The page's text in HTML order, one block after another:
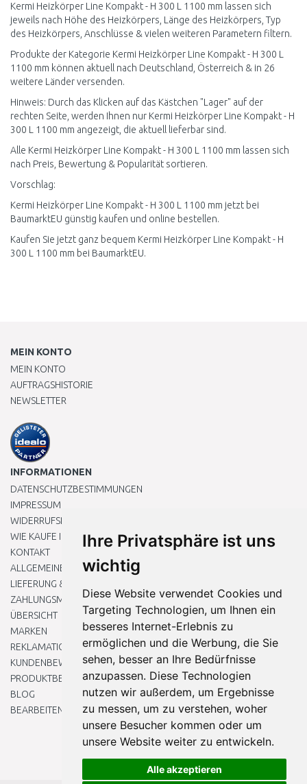
Ihre Privatsphäre ist uns
wichtig
Diese Website verwendet Cookies und
Targeting Technologien, um Ihnen ein
besseres Internet-Erlebnis zu
ermöglichen und die Werbung, die Sie
sehen, besser an Ihre Bedürfnisse
anzupassen. Diese Technologien
nutzen wir außerdem, um Ergebnisse
zu messen, um zu verstehen, woher
unsere Besucher kommen oder um
unsere Website weiter zu entwickeln.
Alle akzeptieren
Kermi Heizkörper Line Kompakt - H 300 L 1100 mm lassen sich
jeweils nach Höhe des Heizkörpers, Länge des Heizkörpers, Typ
des Heizkörpers, Anschlüsse & vielen weiteren Parametern filtern.
Produkte der Kategorie Kermi Heizkörper Line Kompakt - H 300 L
1100 mm können aktuell nach Deutschland, Österreich & in 26
weitere Länder versenden.
Hinweis: Durch das Klicken auf das Kästchen "Lager" auf der
rechten Seite, werden Ihnen nur Kermi Heizkörper Line Kompakt - H
300 L 1100 mm angezeigt, die aktuell lieferbar sind.
Alle Kermi Heizkörper Line Kompakt - H 300 L 1100 mm lassen sich
nach Preis, Bewertung & Popularität sortieren.
Vorschlag:
Kermi Heizkörper Line Kompakt - H 300 L 1100 mm jetzt bei
BaumarktEU günstig kaufen und online bestellen.
Kaufen Sie jetzt ganz bequem Kermi Heizkörper Line Kompakt - H
300 L 1100 mm bei BaumarktEU.
MEIN KONTO
MEIN KONTO
AUFTRAGSHISTORIE
NEWSLETTER
INFORMATIONEN
DATENSCHUTZBESTIMMUNGEN
IMPRESSUM
WIDERRUFSRECHT
WIE KAUFE ICH EIN?
KONTAKT
ALLGEMEINEN GESCHÄFTSBEDINGUNGEN
LIEFERUNG & ZAHLUNG
ZAHLUNGSMETHODEN
ÜBERSICHT
MARKEN
REKLAMATIONEN UND RETOUREN
KUNDENBEWERTUNG
PRODUKTBEWERTUNG
BLOG
BEARBEITEN SIE MEINE COOKIE-EINSTELLUNGEN